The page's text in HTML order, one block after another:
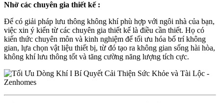
Nhờ các chuyên gia thiết kế :
Để có giải pháp lưu thông không khí phù hợp với ngôi nhà của bạn,
việc xin ý kiến từ các chuyên gia thiết kế là điều cần thiết. Họ có
kiến thức chuyên môn và kinh nghiệm để tối ưu hóa bố trí không
gian, lựa chọn vật liệu thiết bị, từ đó tạo ra không gian sống hài hòa,
không khí lưu thông tốt và tăng cường năng lượng tích cực.